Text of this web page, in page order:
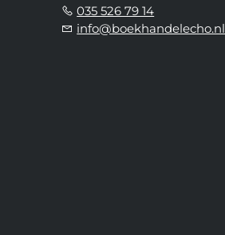
035 526 79 14
info@boekhandelecho.nl